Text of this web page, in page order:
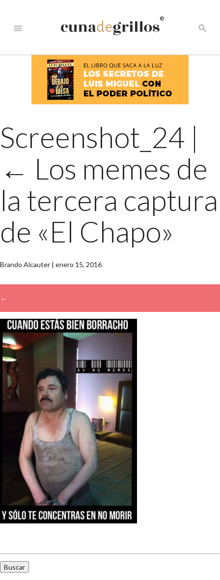
menu
®
search
Screenshot_24 |
← Los memes de
la tercera captura
de «El Chapo»
Brando Alcauter | enero 15, 2016
←